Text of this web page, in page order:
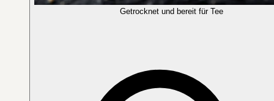
Getrocknet und bereit für Tee